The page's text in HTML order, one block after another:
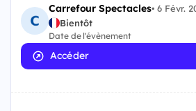
Carrefour Spectacles•6 Févr.
Bientôt
Date de l'évènement
Accéder